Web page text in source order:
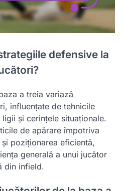
defensive la
a treia variază
influențate de tehnicile
și cerințele situaționale.
de apărare împotriva
poziționarea eficientă,
generală a unui jucător
din infield.